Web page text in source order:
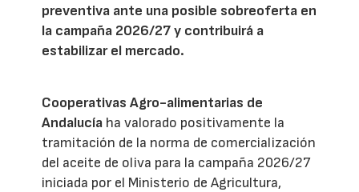
preventiva ante una posible sobreoferta en
la campaña 2026/27 y contribuirá a
estabilizar el mercado.
Cooperativas Agro-alimentarias de
Andalucía ha valorado positivamente la
tramitación de la norma de comercialización
del aceite de oliva para la campaña 2026/27
iniciada por el Ministerio de Agricultura,